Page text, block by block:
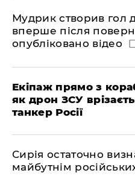
Мудрик створив гол
вперше після
опубліковано відео
Екіпаж прямо з
як дрон ЗСУ
танкер Росії
Сирія остаточно
майбутнім